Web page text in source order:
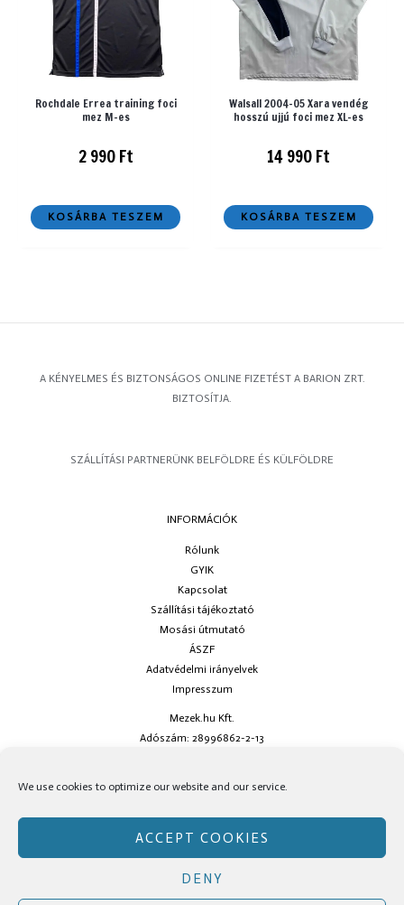
We use cookies to optimize our website and our service.
ACCEPT COOKIES
DENY
Rochdale Errea training foci
mez M-es
2 990Ft
KOSÁRBA TESZEM
Walsall 2004-05 Xara vendég
hosszú ujjú foci mez XL-es
14 990Ft
KOSÁRBA TESZEM
A KÉNYELMES ÉS BIZTONSÁGOS ONLINE FIZETÉST A BARION ZRT.
BIZTOSÍTJA.
SZÁLLÍTÁSI PARTNERÜNK BELFÖLDRE ÉS KÜLFÖLDRE
INFORMÁCIÓK
Rólunk
GYIK
Kapcsolat
Szállítási tájékoztató
Mosási útmutató
ÁSZF
Adatvédelmi irányelvek
Impresszum
Mezek.hu Kft.
Adószám: 28996862-2-13
social oldalainkon!
Copyright © Mezek.hu 2026 Mezek.hu